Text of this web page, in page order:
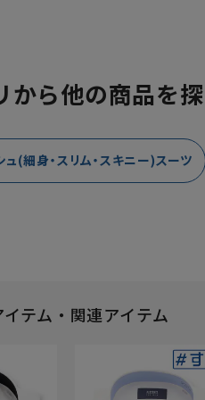
から他の商品を
(細身・スリム・スキニー)スーツ
テム・関連アイテム